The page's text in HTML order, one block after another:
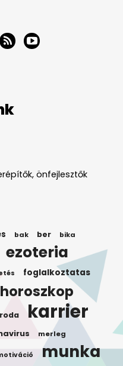
önfejlesztők
bak ber bika
ezoteria
foglalkoztatas
horoszkop
karrier
merleg
munka